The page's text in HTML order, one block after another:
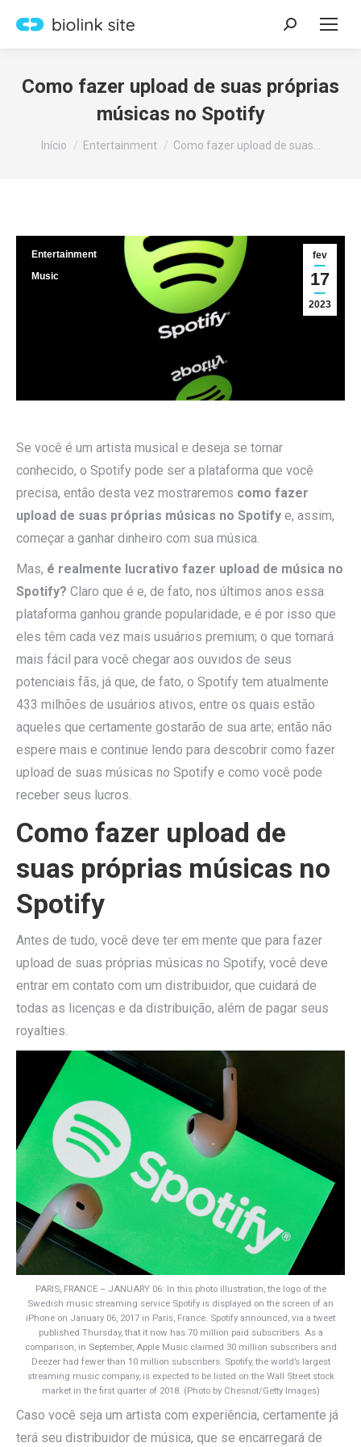
Search:
Como fazer upload de suas próprias
músicas no Spotify
Você está aqui:
Início Entertainment Como fazer upload de suas…
fev
17
2023
Entertainment
Music
Se você é um artista musical e deseja se tornar
conhecido, o Spotify pode ser a plataforma que você
precisa, então desta vez mostraremos como fazer
upload de suas próprias músicas no Spotify e, assim,
começar a ganhar dinheiro com sua música.
Mas, é realmente lucrativo fazer upload de música no
Spotify? Claro que é e, de fato, nos últimos anos essa
plataforma ganhou grande popularidade, e é por isso que
eles têm cada vez mais usuários premium; o que tornará
mais fácil para você chegar aos ouvidos de seus
potenciais fãs, já que, de fato, o Spotify tem atualmente
433 milhões de usuários ativos, entre os quais estão
aqueles que certamente gostarão de sua arte; então não
espere mais e continue lendo para descobrir como fazer
upload de suas músicas no Spotify e como você pode
receber seus lucros.
Como fazer upload de
suas próprias músicas no
Spotify
Antes de tudo, você deve ter em mente que para fazer
upload de suas próprias músicas no Spotify, você deve
entrar em contato com um distribuidor, que cuidará de
todas as licenças e da distribuição, além de pagar seus
royalties.
PARIS, FRANCE – JANUARY 06: In this photo illustration, the logo of the
Swedish music streaming service Spotify is displayed on the screen of an
iPhone on January 06, 2017 in Paris, France. Spotify announced, via a tweet
published Thursday, that it now has 70 million paid subscribers. As a
comparison, in September, Apple Music claimed 30 million subscribers and
Deezer had fewer than 10 million subscribers. Spotify, the world’s largest
streaming music company, is expected to be listed on the Wall Street stock
market in the first quarter of 2018. (Photo by Chesnot/Getty Images)
Caso você seja um artista com experiência, certamente já
terá seu distribuidor de música, que se encarregará de